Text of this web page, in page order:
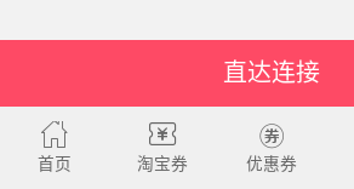
直达连接
首页 淘宝券 优惠券